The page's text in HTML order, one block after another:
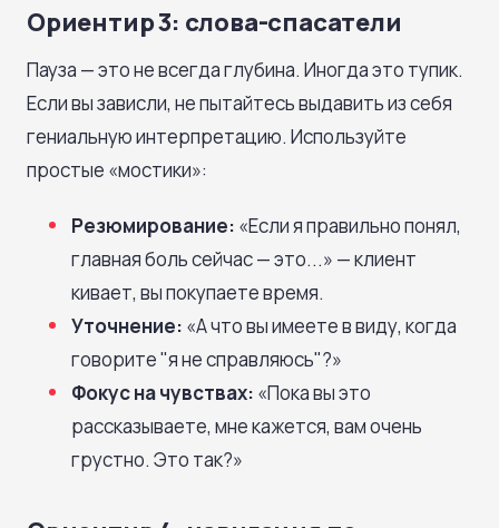
Ориентир 3: слова-спасатели
Пауза — это не всегда глубина. Иногда это тупик.
Если вы зависли, не пытайтесь выдавить из себя
гениальную интерпретацию. Используйте
простые «мостики»:
Резюмирование: «Если я правильно понял,
главная боль сейчас — это...» — клиент
кивает, вы покупаете время.
Уточнение: «А что вы имеете в виду, когда
говорите "я не справляюсь"?»
Фокус на чувствах: «Пока вы это
рассказываете, мне кажется, вам очень
грустно. Это так?»